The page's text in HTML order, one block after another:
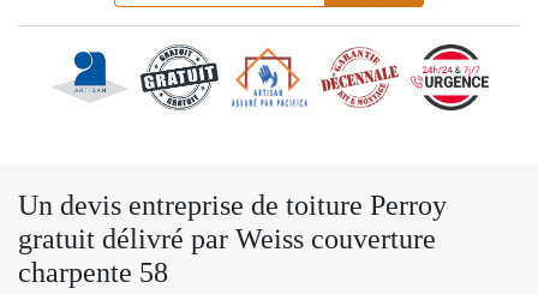
Un devis entreprise de toiture Perroy
gratuit délivré par Weiss couverture
charpente 58